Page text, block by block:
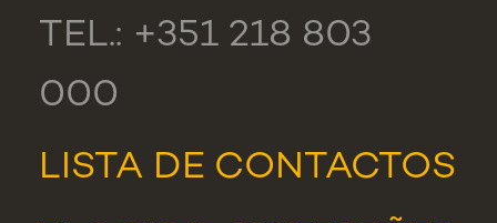
TEL.: +351 218 803
000
LISTA DE CONTACTOS